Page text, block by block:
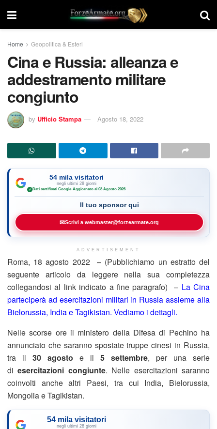
Home Geopolitica & Esteri
Cina e Russia: alleanza e
addestramento militare
congiunto
by Ufficio Stampa Agosto 18, 2022
54 mila visitatori
negli ultimi 28 giorni
✓ Dati certificati Google·Aggiornato al 08 Agosto 2026
Il tuo sponsor qui
✉Scrivi a webmaster@forzearmate.org
ADVERTISEMENT
Roma, 18 agosto 2022 – (Pubblichiamo un estratto del
seguente articolo da leggere nella sua completezza
collegandosi al link indicato a fine paragrafo) – La Cina
parteciperà ad esercitazioni militari in Russia assieme alla
Bielorussia, India e Tagikistan. Vediamo i dettagli.
Nelle scorse ore il ministero della Difesa di Pechino ha
annunciato che saranno spostate truppe cinesi in Russia,
tra il 30 agosto e il 5 settembre, per una serie
diesercitazioni congiunte. Nelle esercitazioni saranno
coinvolti anche altri Paesi, tra cui India, Bielorussia,
Mongolia e Tagikistan.
54 mila visitatori
negli ultimi 28 giorni